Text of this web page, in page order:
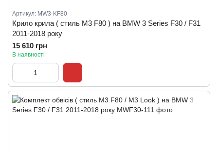
Артикул: MW3-KF80
Крило крила ( стиль M3 F80 ) на BMW 3 Series F30 / F31
2011-2018 року
15 610 грн
В наявності